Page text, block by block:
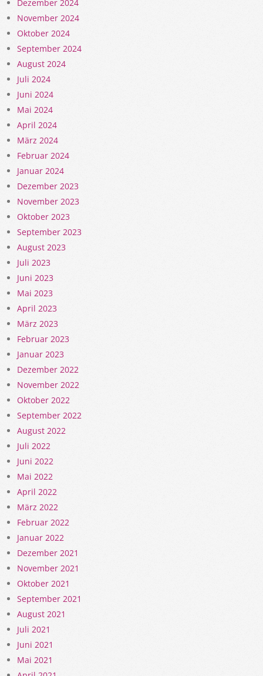
Dezember 2024
November 2024
Oktober 2024
September 2024
August 2024
Juli 2024
Juni 2024
Mai 2024
April 2024
März 2024
Februar 2024
Januar 2024
Dezember 2023
November 2023
Oktober 2023
September 2023
August 2023
Juli 2023
Juni 2023
Mai 2023
April 2023
März 2023
Februar 2023
Januar 2023
Dezember 2022
November 2022
Oktober 2022
September 2022
August 2022
Juli 2022
Juni 2022
Mai 2022
April 2022
März 2022
Februar 2022
Januar 2022
Dezember 2021
November 2021
Oktober 2021
September 2021
August 2021
Juli 2021
Juni 2021
Mai 2021